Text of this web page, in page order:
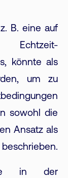
B. eine auf
Echtzeit-
könnte als
um zu
sowohl die
Ansatz als
in der